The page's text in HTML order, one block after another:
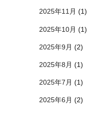
2025年11月 (1)
2025年10月 (1)
2025年9月 (2)
2025年8月 (1)
2025年7月 (1)
2025年6月 (2)